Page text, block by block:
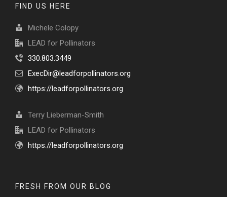
FIND US HERE
Michele Colopy
LEAD for Pollinators
330.803.3449
ExecDir@leadforpollinators.org
https://leadforpollinators.org
Terry Lieberman-Smith
LEAD for Pollinators
https://leadforpollinators.org
FRESH FROM OUR BLOG